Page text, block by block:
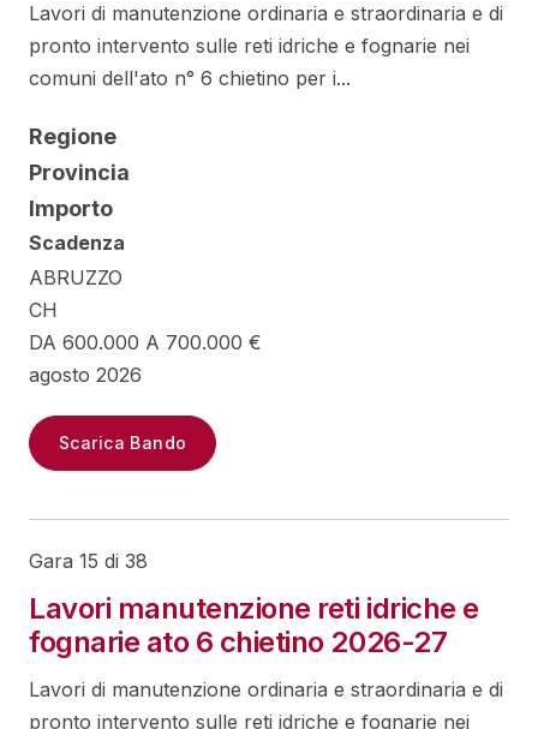
Lavori di manutenzione ordinaria e straordinaria e di
pronto intervento sulle reti idriche e fognarie nei
comuni dell'ato n° 6 chietino per i...
Regione
Provincia
Importo
Scadenza
ABRUZZO
CH
DA 600.000 A 700.000 €
agosto 2026
Scarica Bando
Gara 15 di 38
Lavori manutenzione reti idriche e
fognarie ato 6 chietino 2026-27
Lavori di manutenzione ordinaria e straordinaria e di
pronto intervento sulle reti idriche e fognarie nei